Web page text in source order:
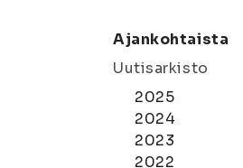
Ajankohtaista
Uutisarkisto
2025
2024
2023
2022